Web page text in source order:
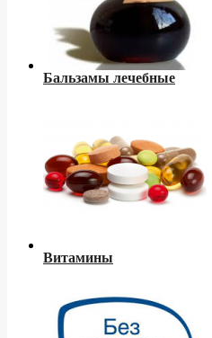
Бальзамы лечебные
Витамины